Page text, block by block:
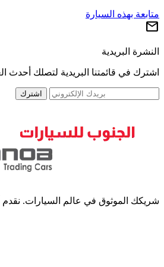
متابعة بهذه السيارة
mail
النشرة البريدية
اشترك في قائمتنا البريدية لتصلك أحدث
اشترك
شريكك الموثوق في عالم السيارات. نقدم